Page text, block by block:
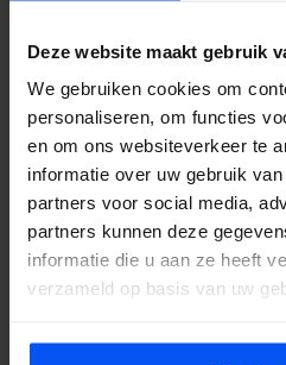
Deze website maakt gebruik
We gebruiken cookies om
personaliseren, om functies
en om ons websiteverkeer te
informatie over uw gebruik
partners voor social media,
partners kunnen deze
informatie die u aan ze heeft
verzameld op basis van uw
Wat is een e-
Hoe werkt een e-
Moet je een
chopper te huren?